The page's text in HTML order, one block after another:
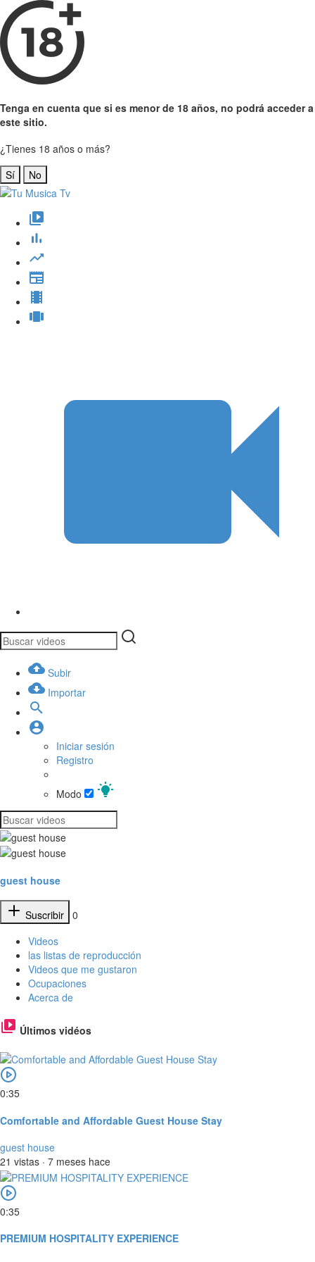
Tenga en cuenta que si es menor de 18 años, no podrá acceder a
este sitio.
¿Tienes 18 años o más?
Sí
No
Subir
Importar
Iniciar sesión
Registro
Modo
guest house
Suscribir 0
Videos
las listas de reproducción
Videos que me gustaron
Ocupaciones
Acerca de
Últimos vidéos
0:35
Comfortable and Affordable Guest House Stay
guest house
21 vistas · 7 meses hace
0:35
PREMIUM HOSPITALITY EXPERIENCE